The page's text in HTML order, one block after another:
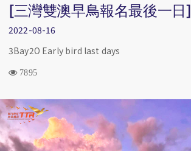
[三灣雙澳早鳥報名最後一日]
2022-08-16
3Bay2O Early bird last days
7895